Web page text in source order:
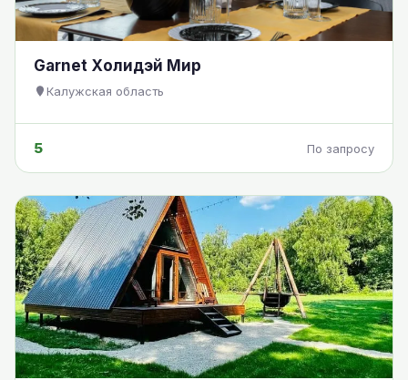
Garnet Холидэй Мир
Калужская область
5 По запросу